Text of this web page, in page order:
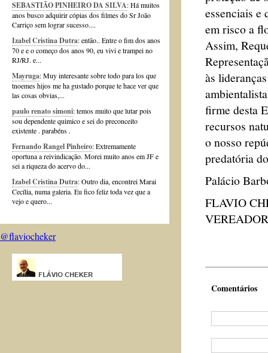
SEBASTIÃO PINHEIRO DA SILVA: Há muitos
anos busco adquirir cópias dos filmes do Sr João
Carriço sem lograr sucesso....
Izabel Cristina Dutra: então.. Entre o fim dos anos
70 e e o começo dos anos 90, eu vivi e trampei no
RJ/RJ. e...
Mayruga: Muy interesante sobre todo para los que
tnoemes hijos me ha gustado porque te hace ver que
las cosas obvias,...
paulo renato simoni: temos muito que lutar pois
sou dependente quimico e sei do preconceito
existente . parabéns .
Fernando Rangel Pinheiro: Extremamente
oportuna a reivindicação. Morei muito anos em JF e
sei a riqueza do acervo do...
Izabel Cristina Dutra: Outro dia, encontrei Marai
Cecília, numa galeria. Eu fico feliz toda vez que a
vejo e quero...
@flaviocheker
essenciais e
em risco a
Assim,
às
firme desta
recursos
o nosso
predatória
Palácio
FLAVIO
Comentários